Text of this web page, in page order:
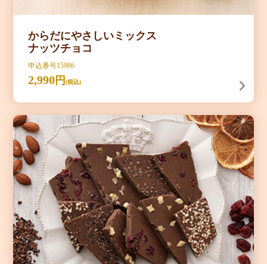
からだにやさしいミックス
ナッツチョコ
申込番号15986
2,990円 (税込)